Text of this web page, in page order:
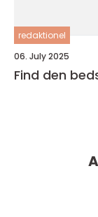
redaktionel
06. July 2025
Find den